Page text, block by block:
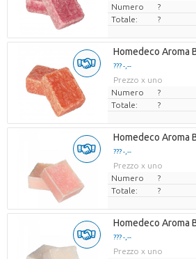
Numero
?
Totale:
?
Homedeco Aroma
??? -,--
Prezzo x uno
Numero
?
Totale:
?
Homedeco Aroma
??? -,--
Prezzo x uno
Numero
?
Totale:
?
Homedeco Aroma
??? -,--
Prezzo x uno